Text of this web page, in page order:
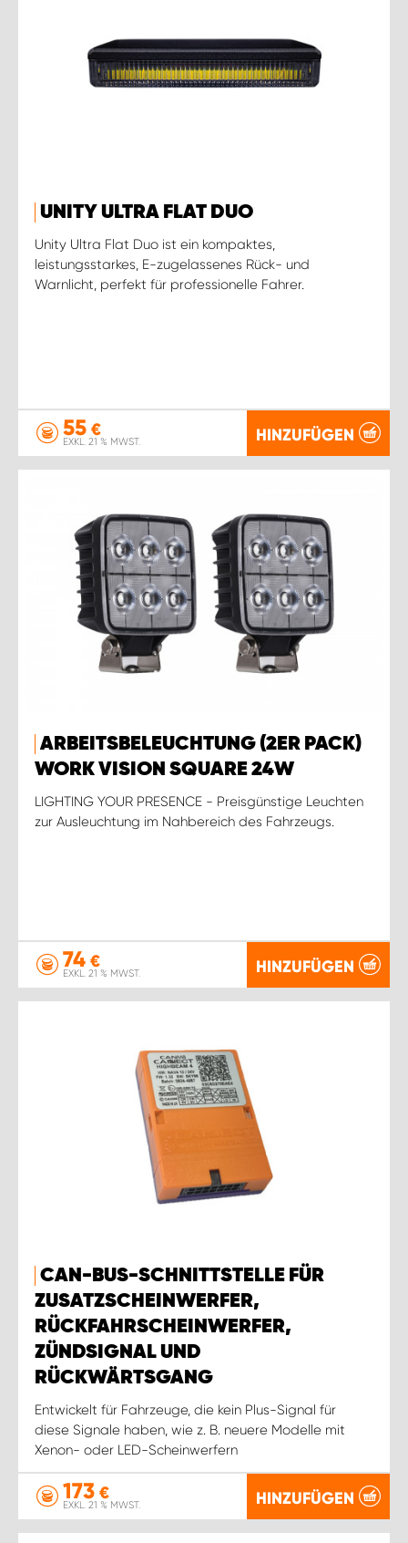
UNITY ULTRA FLAT DUO
Unity Ultra Flat Duo ist ein kompaktes,
leistungsstarkes, E-zugelassenes Rück- und
Warnlicht, perfekt für professionelle Fahrer.
55 €
EXKL. 21 % MWST. HINZUFÜGEN
ARBEITSBELEUCHTUNG (2ER PACK)
WORK VISION SQUARE 24W
LIGHTING YOUR PRESENCE - Preisgünstige Leuchten
zur Ausleuchtung im Nahbereich des Fahrzeugs.
74 €
EXKL. 21 % MWST. HINZUFÜGEN
CAN-BUS-SCHNITTSTELLE FÜR
ZUSATZSCHEINWERFER,
RÜCKFAHRSCHEINWERFER,
ZÜNDSIGNAL UND
RÜCKWÄRTSGANG
Entwickelt für Fahrzeuge, die kein Plus-Signal für
diese Signale haben, wie z. B. neuere Modelle mit
Xenon- oder LED-Scheinwerfern
173 €
EXKL. 21 % MWST. HINZUFÜGEN